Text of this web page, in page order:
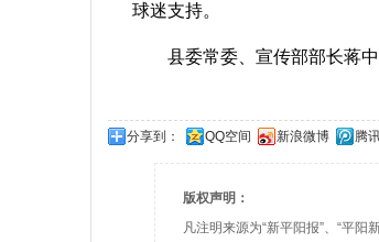
球迷支持。
县委常委、宣传部部长蒋中
分享到： QQ空间 新浪微博 腾
版权声明：
凡注明来源为“新平阳报”、“平